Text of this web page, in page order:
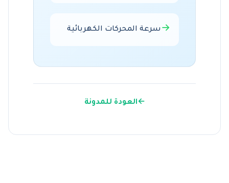
→ سرعة المحركات الكهربائية
←العودة للمدونة